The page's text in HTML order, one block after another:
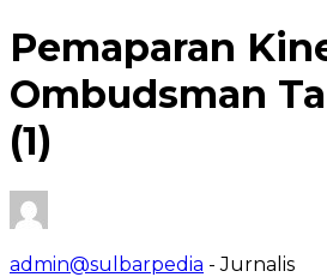
Pemaparan
Ombudsman
(1)
admin@sulbarpedia - Jurnalis